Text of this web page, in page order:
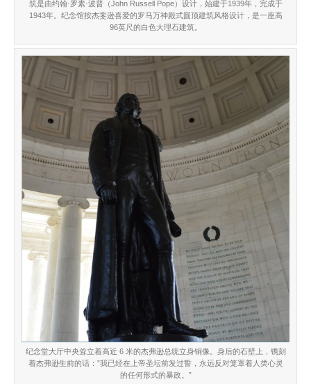
筑是由约翰·罗素·波普（John Russell Pope）设计，始建于1939年，完成于
1943年。纪念馆按杰斐逊喜爱的罗马万神殿式圆顶建筑风格设计，是一座高
96英尺的白色大理石建筑。
纪念堂大厅中央耸立着高近 6 米的杰弗逊总统立身铜像。身后的石壁上，镌刻
着杰弗逊生前的话：”我已经在上帝圣坛前发过誓，永远反对笼罩着人类心灵
的任何形式的暴政。”